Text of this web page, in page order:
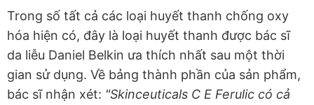
Trong số tất cả các loại huyết thanh chống oxy
hóa hiện có, đây là loại huyết thanh được bác sĩ
da liễu Daniel Belkin ưa thích nhất sau một thời
gian sử dụng. Về bảng thành phần của sản phẩm,
bác sĩ nhận xét: "Skinceuticals C E Ferulic có cả